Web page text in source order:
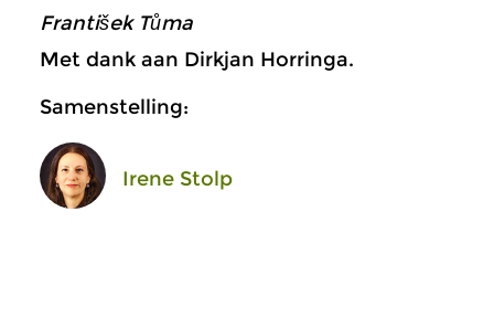
František Tůma
Met dank aan Dirkjan Horringa.
Samenstelling:
Irene Stolp